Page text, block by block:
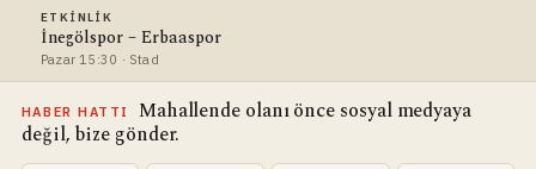
ETKINLIK
İnegölspor – Erbaaspor
Pazar 15:30 · Stad
HABER HATTI
Mahallende olanı önce sosyal medyaya
değil, bize gönder.